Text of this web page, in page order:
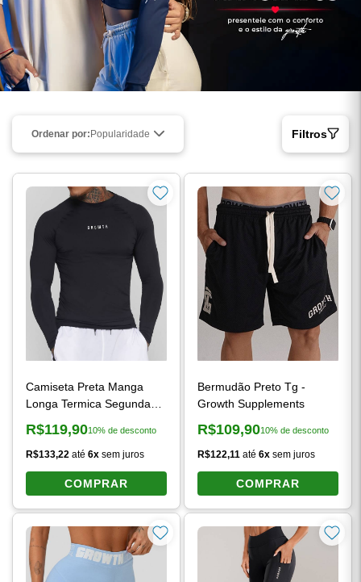
Ordenar por:Popularidade Filtros
Camiseta Preta Manga
Longa Termica Segunda
Pele Growth Under
Preço à vista:
R$119,9010% de desconto
R$133,22 até6x sem juros
COMPRAR
Bermudão Preto Tg -
Growth Supplements
Preço à vista:
R$109,9010% de desconto
R$122,11 até 6x sem juros
COMPRAR